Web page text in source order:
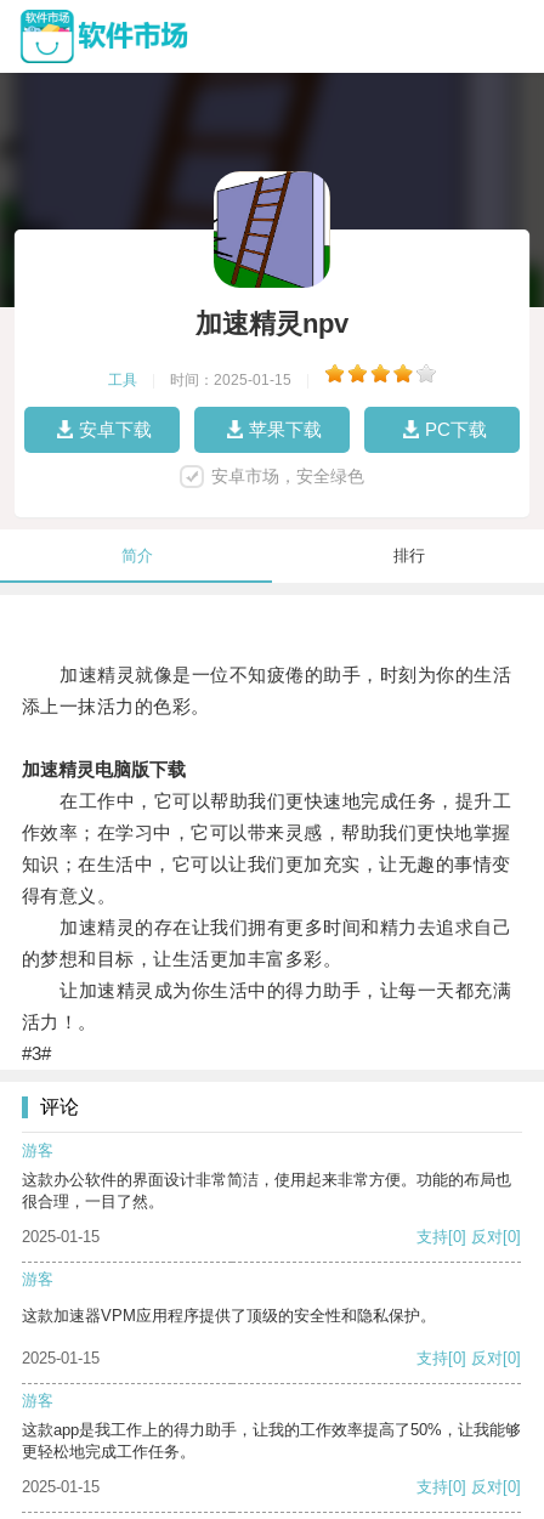
加速精灵npv
工具 时间：2025-01-15
安卓下载 苹果下载 PC下载
安卓市场，安全绿色
简介 排行
加速精灵就像是一位不知疲倦的助手，时刻为你的生活
添上一抹活力的色彩。
加速精灵电脑版下载
在工作中，它可以帮助我们更快速地完成任务，提升工
作效率；在学习中，它可以带来灵感，帮助我们更快地掌握
知识；在生活中，它可以让我们更加充实，让无趣的事情变
得有意义。
加速精灵的存在让我们拥有更多时间和精力去追求自己
的梦想和目标，让生活更加丰富多彩。
让加速精灵成为你生活中的得力助手，让每一天都充满
活力！。
#3#
评论
游客
这款办公软件的界面设计非常简洁，使用起来非常方便。功能的布局也
很合理，一目了然。
2025-01-15
支持[0] 反对[0]
游客
这款加速器VPM应用程序提供了顶级的安全性和隐私保护。
2025-01-15 支持[0] 反对[0]
游客
这款app是我工作上的得力助手，让我的工作效率提高了50%，让我能够
更轻松地完成工作任务。
2025-01-15
支持[0] 反对[0]